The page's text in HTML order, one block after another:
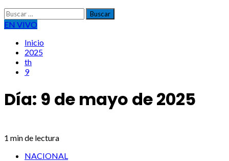
Buscar:
EN VIVO
Inicio
2025
th
9
Día: 9 de mayo de 2025
1 min de lectura
NACIONAL